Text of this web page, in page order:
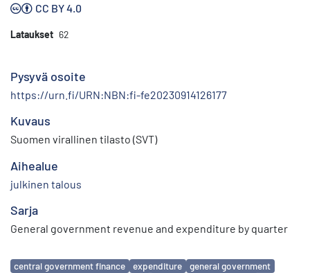
CC BY 4.0
Lataukset 62
Pysyvä osoite
https://urn.fi/URN:NBN:fi-fe20230914126177
Kuvaus
Suomen virallinen tilasto (SVT)
Aihealue
julkinen talous
Sarja
General government revenue and expenditure by quarter
Avainsanat
central government finance expenditure
general government